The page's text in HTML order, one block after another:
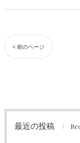
< 前のページ
最近の投稿